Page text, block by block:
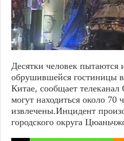
Десятки человек пытаются
обрушившейся гостиницы
Китае, сообщает
могут находиться около 70
извлечены.Инцидент
городского округа